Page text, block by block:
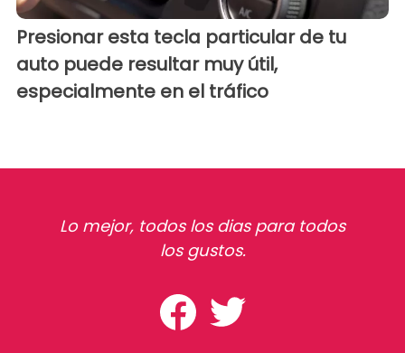
Presionar esta tecla particular de tu
auto puede resultar muy útil,
especialmente en el tráfico
Lo mejor, todos los dias para todos
los gustos.